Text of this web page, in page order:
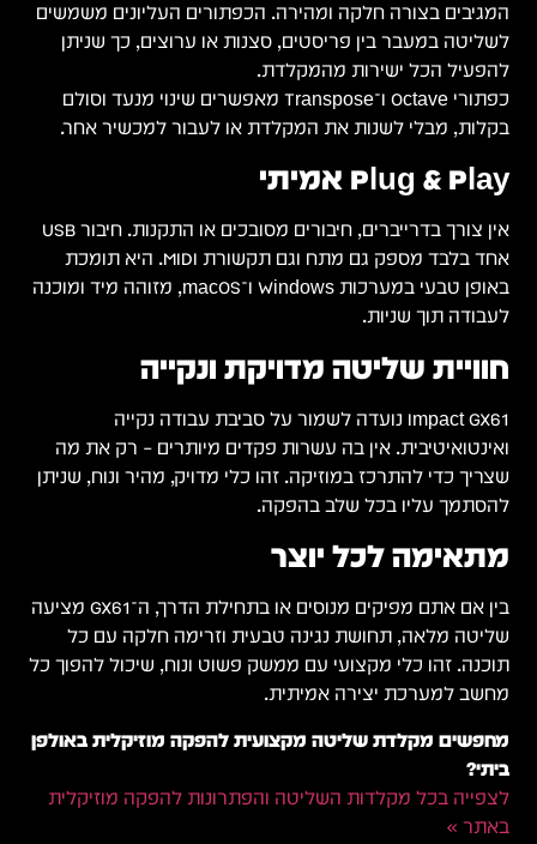
המגיבים בצורה חלקה ומהירה. הכפתורים העליונים משמשים
לשליטה במעבר בין פריסטים, סצנות או ערוצים, כך שניתן
להפעיל הכל ישירות מהמקלדת.
כפתורי Octave ו־Transpose מאפשרים שינוי מנעד וסולם
בקלות, מבלי לשנות את המקלדת או לעבור למכשיר אחר.
Plug & Play אמיתי
אין צורך בדרייברים, חיבורים מסובכים או התקנות. חיבור USB
אחד בלבד מספק גם מתח וגם תקשורת MIDI. היא תומכת
באופן טבעי במערכות Windows ו־macOS, מזוהה מיד ומוכנה
לעבודה תוך שניות.
חוויית שליטה מדויקת ונקייה
Impact GX61 נועדה לשמור על סביבת עבודה נקייה
ואינטואיטיבית. אין בה עשרות פקדים מיותרים – רק את מה
שצריך כדי להתרכז במוזיקה. זהו כלי מדויק, מהיר ונוח, שניתן
להסתמך עליו בכל שלב בהפקה.
מתאימה לכל יוצר
בין אם אתם מפיקים מנוסים או בתחילת הדרך, ה־GX61 מציעה
שליטה מלאה, תחושת נגינה טבעית וזרימה חלקה עם כל
תוכנה. זהו כלי מקצועי עם ממשק פשוט ונוח, שיכול להפוך כל
מחשב למערכת יצירה אמיתית.
מחפשים מקלדת שליטה מקצועית להפקה מוזיקלית באולפן
ביתי?
לצפייה בכל מקלדות השליטה והפתרונות להפקה מוזיקלית
באתר »